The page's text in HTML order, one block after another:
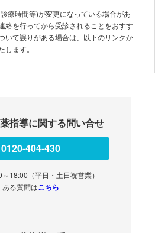
療時間等)が変更になっている場合があ
絡を行ってから受診されることをおすす
いて誤りがある場合は、以下のリンクか
します。
指導に関する問い合せ
0120-404-430
18:00（平日・土日祝営業）
ある質問はこちら